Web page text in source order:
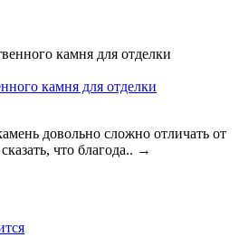
камня для отделки
довольно сложно отличать от
что благода.. →